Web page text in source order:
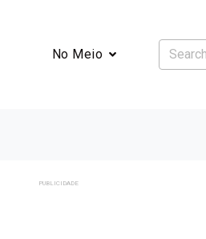
No Meio
PUBLICIDADE